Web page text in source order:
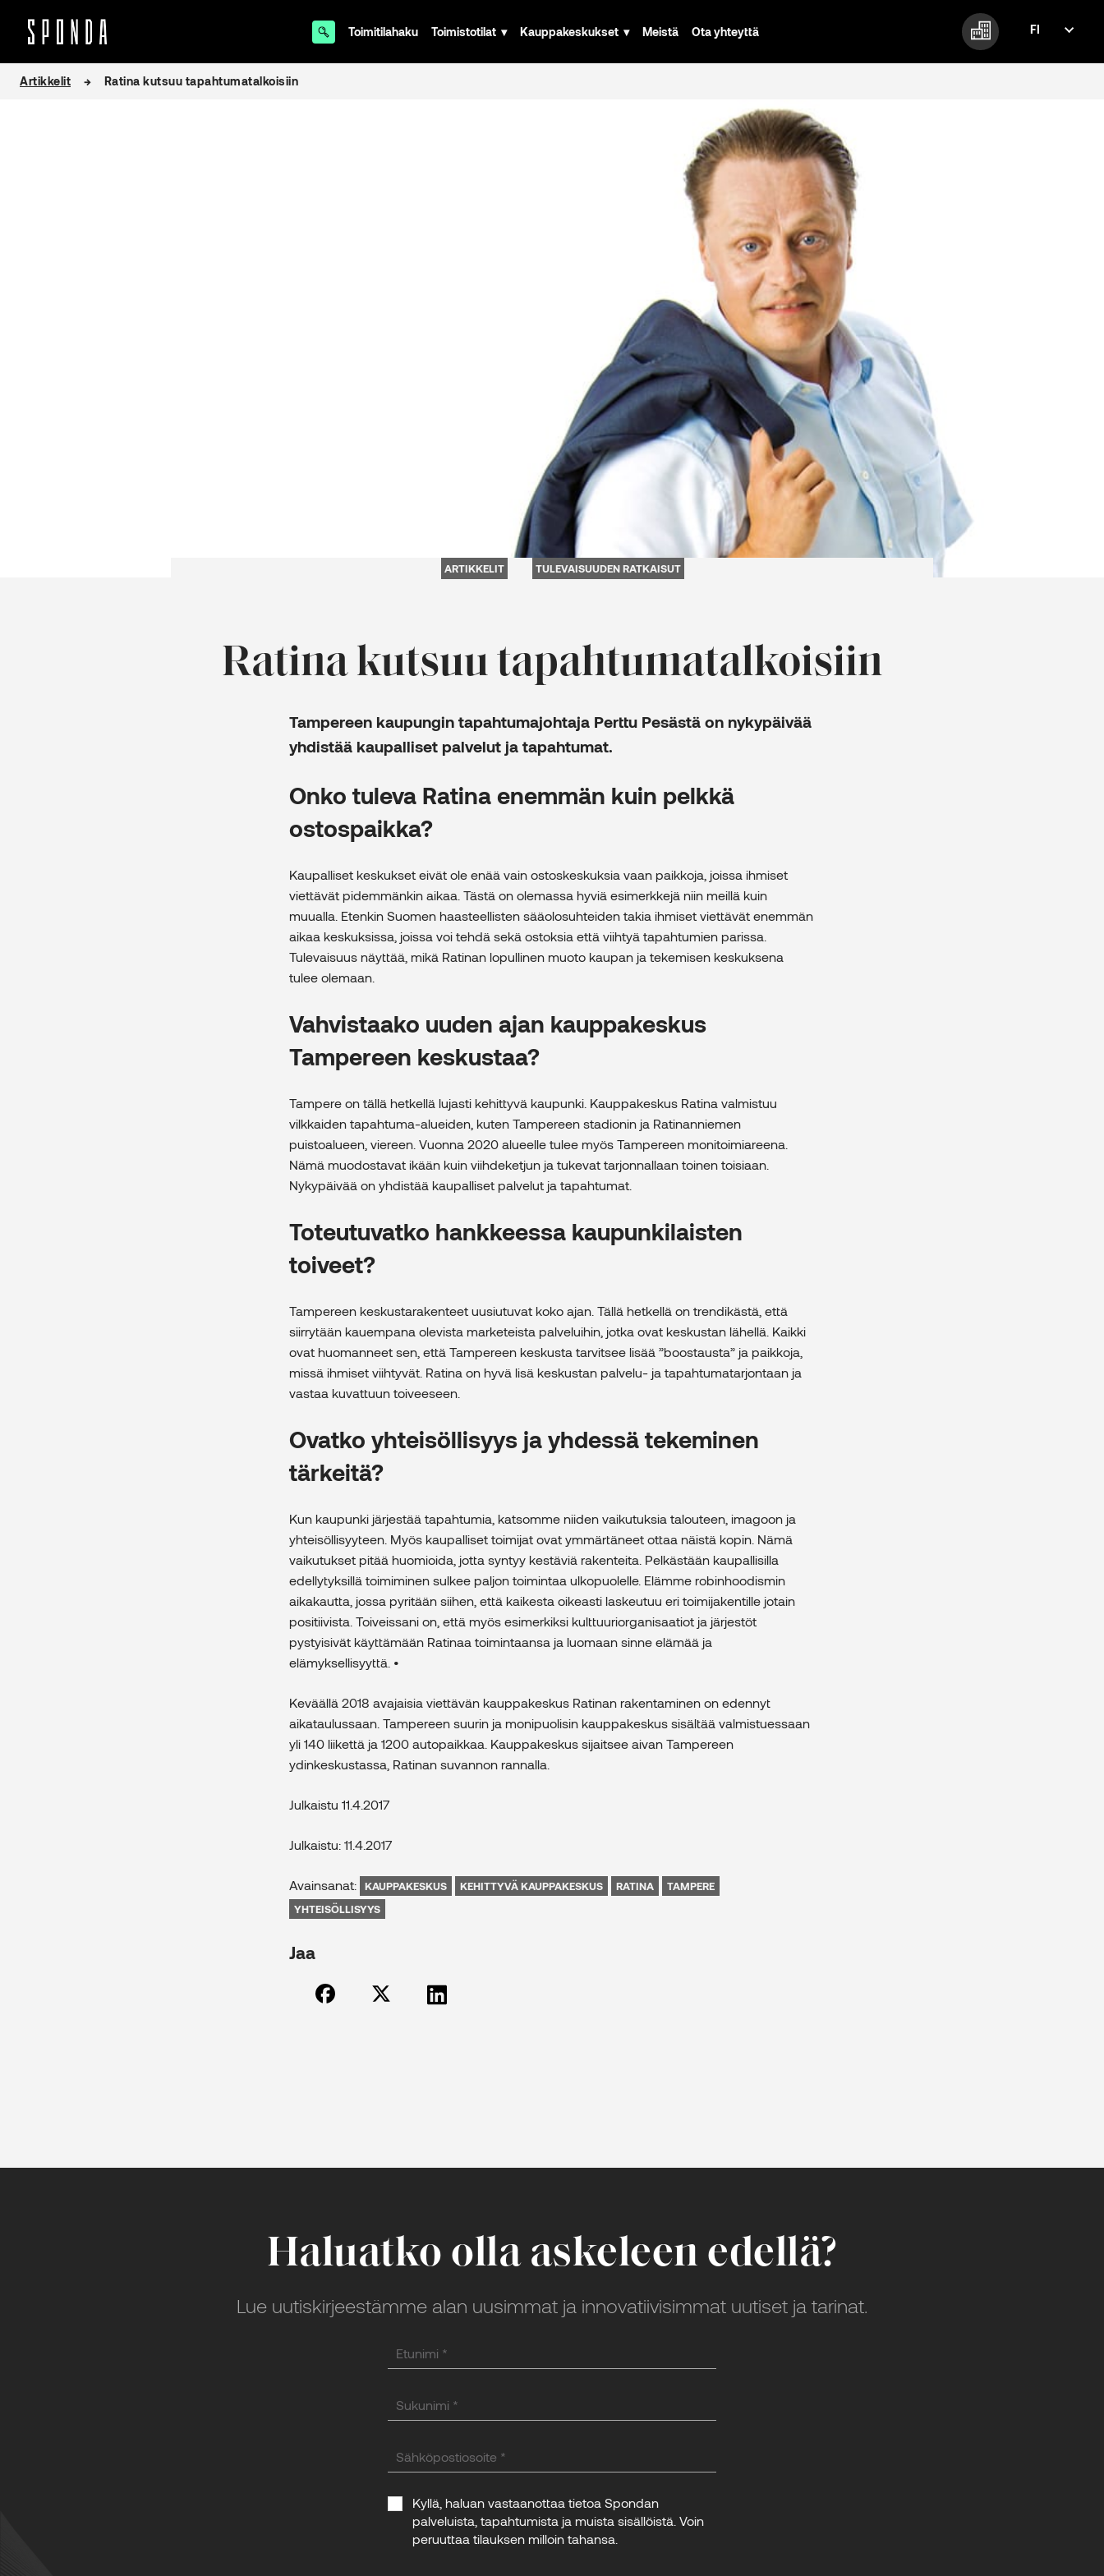
Toimitilahaku Toimistotilat Kauppakeskukset Meistä Ota yhteyttä
FI
sisältöön
Artikkelit Ratina kutsuu tapahtumatalkoisiin
ARTIKKELIT TULEVAISUUDEN RATKAISUT
Ratina kutsuu tapahtumatalkoisiin
Tampereen kaupungin tapahtumajohtaja Perttu Pesästä on nykypäivää
yhdistää kaupalliset palvelut ja tapahtumat.
Onko tuleva Ratina enemmän kuin pelkkä
ostospaikka?
Kaupalliset keskukset eivät ole enää vain ostoskeskuksia vaan paikkoja, joissa ihmiset
viettävät pidemmänkin aikaa. Tästä on olemassa hyviä esimerkkejä niin meillä kuin
muualla. Etenkin Suomen haasteellisten sääolosuhteiden takia ihmiset viettävät enemmän
aikaa keskuksissa, joissa voi tehdä sekä ostoksia että viihtyä tapahtumien parissa.
Tulevaisuus näyttää, mikä Ratinan lopullinen muoto kaupan ja tekemisen keskuksena
tulee olemaan.
Vahvistaako uuden ajan kauppakeskus
Tampereen keskustaa?
Tampere on tällä hetkellä lujasti kehittyvä kaupunki. Kauppakeskus Ratina valmistuu
vilkkaiden tapahtuma-alueiden, kuten Tampereen stadionin ja Ratinanniemen
puistoalueen, viereen. Vuonna 2020 alueelle tulee myös Tampereen monitoimiareena.
Nämä muodostavat ikään kuin viihdeketjun ja tukevat tarjonnallaan toinen toisiaan.
Nykypäivää on yhdistää kaupalliset palvelut ja tapahtumat.
Toteutuvatko hankkeessa kaupunkilaisten
toiveet?
Tampereen keskustarakenteet uusiutuvat koko ajan. Tällä hetkellä on trendikästä, että
siirrytään kauempana olevista marketeista palveluihin, jotka ovat keskustan lähellä. Kaikki
ovat huomanneet sen, että Tampereen keskusta tarvitsee lisää ”boostausta” ja paikkoja,
missä ihmiset viihtyvät. Ratina on hyvä lisä keskustan palvelu- ja tapahtumatarjontaan ja
vastaa kuvattuun toiveeseen.
Ovatko yhteisöllisyys ja yhdessä tekeminen
tärkeitä?
Kun kaupunki järjestää tapahtumia, katsomme niiden vaikutuksia talouteen, imagoon ja
yhteisöllisyyteen. Myös kaupalliset toimijat ovat ymmärtäneet ottaa näistä kopin. Nämä
vaikutukset pitää huomioida, jotta syntyy kestäviä rakenteita. Pelkästään kaupallisilla
edellytyksillä toimiminen sulkee paljon toimintaa ulkopuolelle. Elämme robinhoodismin
aikakautta, jossa pyritään siihen, että kaikesta oikeasti laskeutuu eri toimijakentille jotain
positiivista. Toiveissani on, että myös esimerkiksi kulttuuriorganisaatiot ja järjestöt
pystyisivät käyttämään Ratinaa toimintaansa ja luomaan sinne elämää ja
elämyksellisyyttä. •
Keväällä 2018 avajaisia viettävän kauppakeskus Ratinan rakentaminen on edennyt
aikataulussaan. Tampereen suurin ja monipuolisin kauppakeskus sisältää valmistuessaan
yli 140 liikettä ja 1200 autopaikkaa. Kauppakeskus sijaitsee aivan Tampereen
ydinkeskustassa, Ratinan suvannon rannalla.
Julkaistu 11.4.2017
Julkaistu: 11.4.2017
Avainsanat: KAUPPAKESKUS KEHITTYVÄ KAUPPAKESKUS RATINA
TAMPERE
YHTEISÖLLISYYS
Jaa